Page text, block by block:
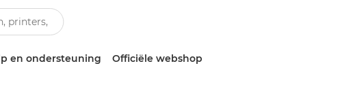
en ondersteuning Officiële webshop